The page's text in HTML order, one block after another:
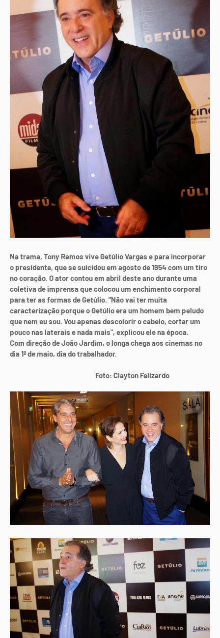
Na trama, Tony Ramos vive Getúlio Vargas e para incorporar
o presidente, que se suicidou em agosto de 1954 com um tiro
no coração. O ator contou em abril deste ano durante uma
coletiva de imprensa que colocou um enchimento corporal
para ter as formas de Getúlio. "Não vai ter muita
caracterização porque o Getúlio era um homem bem peludo
que nem eu sou. Vou apenas descolorir o cabelo, cortar um
pouco nas laterais e nada mais", explicou ele na época.
Com direção de João Jardim, o longa chega aos cinemas no
dia 1º de maio, dia do trabalhador.
Foto: Clayton Felizardo